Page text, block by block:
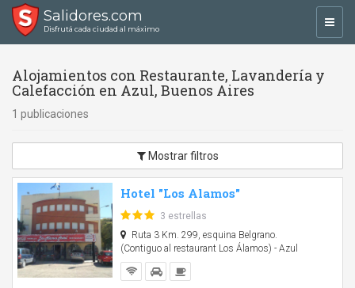
Salidores.com
Disfrutá cada ciudad al máximo
Alojamientos con Restaurante, Lavandería y
Calefacción en Azul, Buenos Aires
1 publicaciones
Mostrar filtros
Hotel "Los Alamos"
3 estrellas
Ruta 3 Km. 299, esquina Belgrano.
(Contiguo al restaurant Los Álamos) - Azul